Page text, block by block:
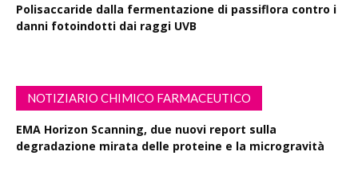
Polisaccaride dalla fermentazione di passiflora contro i
danni fotoindotti dai raggi UVB
NOTIZIARIO CHIMICO FARMACEUTICO
EMA Horizon Scanning, due nuovi report sulla
degradazione mirata delle proteine e la microgravità